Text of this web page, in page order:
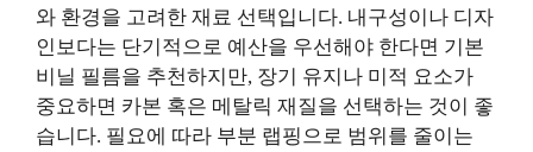
와 환경을 고려한 재료 선택입니다. 내구성이나 디자
인보다는 단기적으로 예산을 우선해야 한다면 기본
비닐 필름을 추천하지만, 장기 유지나 미적 요소가
중요하면 카본 혹은 메탈릭 재질을 선택하는 것이 좋
습니다. 필요에 따라 부분 랩핑으로 범위를 줄이는